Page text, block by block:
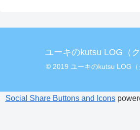
ユーキのkutsu LOG（ク
© 2019 ユーキのkutsu LOG（
Social Share Buttons and Icons